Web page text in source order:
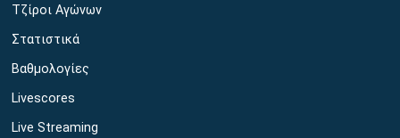
Τζίροι Αγώνων
Στατιστικά
Βαθμολογίες
Livescores
Live Streaming